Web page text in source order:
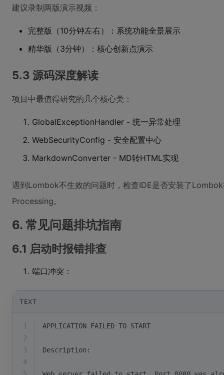
建议录制两版演示视频：
完整版（10分钟左右）：系统功能全景展示
精华版（3分钟）：核心创新点演示
5.3 源码深度解读
项目中最值得研究的几个核心类：
GlobalExceptionHandler - 统一异常处理
WebSecurityConfig - 安全配置中心
MarkdownConverter - MD转HTML实现
遇到Lombok不生效的问题时，检查IDE是否安装了
Processing。
6. 常见问题排坑指南
6.1 启动时报错排查
端口冲突：
TEXT
1
APPLICATION FAILED TO START
2
3
Description:
4